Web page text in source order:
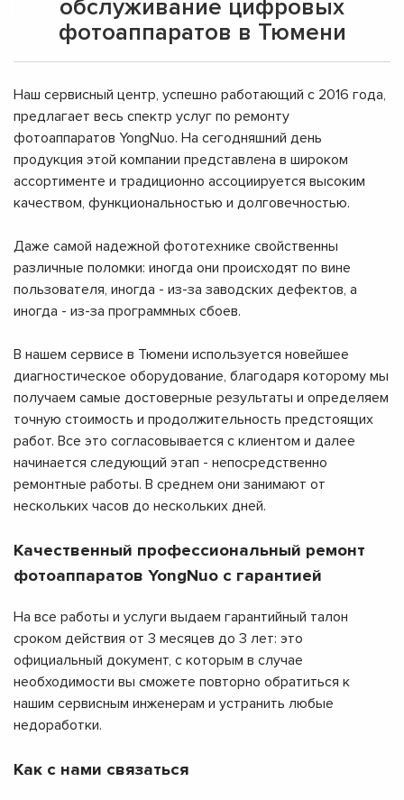
обслуживание цифровых
фотоаппаратов в Тюмени
Наш сервисный центр, успешно работающий с 2016 года,
предлагает весь спектр услуг по ремонту
фотоаппаратов YongNuo. На сегодняшний день
продукция этой компании представлена в широком
ассортименте и традиционно ассоциируется высоким
качеством, функциональностью и долговечностью.
Даже самой надежной фототехнике свойственны
различные поломки: иногда они происходят по вине
пользователя, иногда - из-за заводских дефектов, а
иногда - из-за программных сбоев.
В нашем сервисе в Тюмени используется новейшее
диагностическое оборудование, благодаря которому мы
получаем самые достоверные результаты и определяем
точную стоимость и продолжительность предстоящих
работ. Все это согласовывается с клиентом и далее
начинается следующий этап - непосредственно
ремонтные работы. В среднем они занимают от
нескольких часов до нескольких дней.
Качественный профессиональный ремонт
фотоаппаратов YongNuo с гарантией
На все работы и услуги выдаем гарантийный талон
сроком действия от 3 месяцев до 3 лет: это
официальный документ, с которым в случае
необходимости вы сможете повторно обратиться к
нашим сервисным инженерам и устранить любые
недоработки.
Как с нами связаться